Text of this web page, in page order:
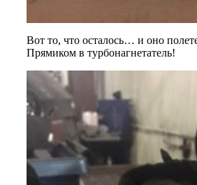
Вот то, что осталось… и оно
Прямиком в турбонагнетатель!